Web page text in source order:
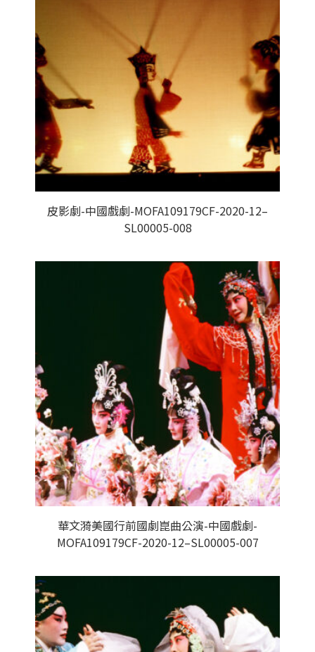
皮影劇-中國戲劇-MOFA109179CF-2020-12–
SL00005-008
華文漪美國行前國劇崑曲公演-中國戲劇-
MOFA109179CF-2020-12–SL00005-007